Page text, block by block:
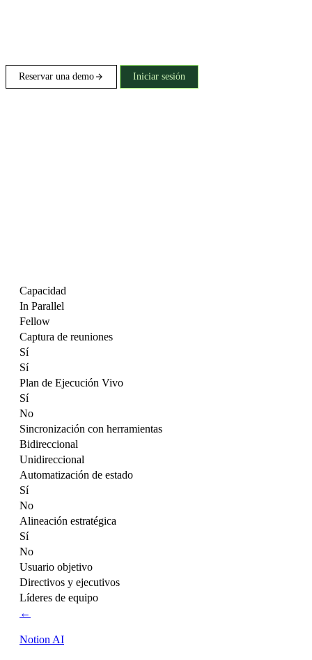
Reservar una demo Iniciar sesión
Capacidad
In Parallel
Fellow
Captura de reuniones
Sí
Sí
Plan de Ejecución Vivo
Sí
No
Sincronización con herramientas
Bidireccional
Unidireccional
Automatización de estado
Sí
No
Alineación estratégica
Sí
No
Usuario objetivo
Directivos y ejecutivos
Líderes de equipo
←
Notion AI